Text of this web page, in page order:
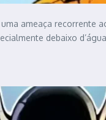
ameaça
debaixo